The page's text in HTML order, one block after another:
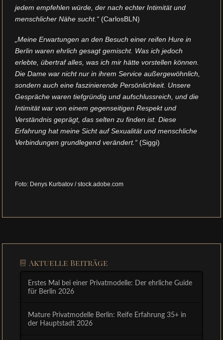
jedem empfehlen würde, der nach echter Intimität und
menschlicher Nähe sucht.“ (CarlosBLN)
„Meine Erwartungen an den Besuch einer reifen Hure in
Berlin waren ehrlich gesagt gemischt. Was ich jedoch
erlebte, übertraf alles, was ich mir hätte vorstellen können.
Die Dame war nicht nur in ihrem Service außergewöhnlich,
sondern auch eine faszinierende Persönlichkeit. Unsere
Gespräche waren tiefgründig und aufschlussreich, und die
Intimität war von einem gegenseitigen Respekt und
Verständnis geprägt, das selten zu finden ist. Diese
Erfahrung hat meine Sicht auf Sexualität und menschliche
Verbindungen grundlegend verändert.“ (Siggi)
Foto: Denys Kurbatov / stock.adobe.com
Aktuelle Beiträge
Erstes Mal bei einer Privatmodelle: Der ehrliche Guide
für Berlin 2026
Mature Privatmodelle Berlin: Reife Erfahrung 35+ in
der Hauptstadt 2026